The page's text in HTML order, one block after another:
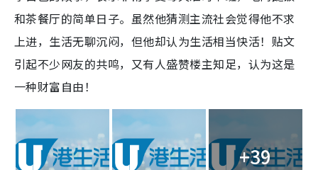
和茶餐厅的简单日子。虽然他猜测主流社会觉得他不求
上进，生活无聊沉闷，但他却认为生活相当快活！贴文
引起不少网友的共鸣，又有人盛赞楼主知足，认为这是
一种财富自由！
+39